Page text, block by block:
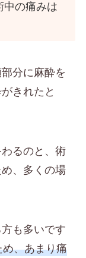
中の痛みは
分に麻酔を
きれたと
るのと、術
、多くの場
も多いです
、あまり痛